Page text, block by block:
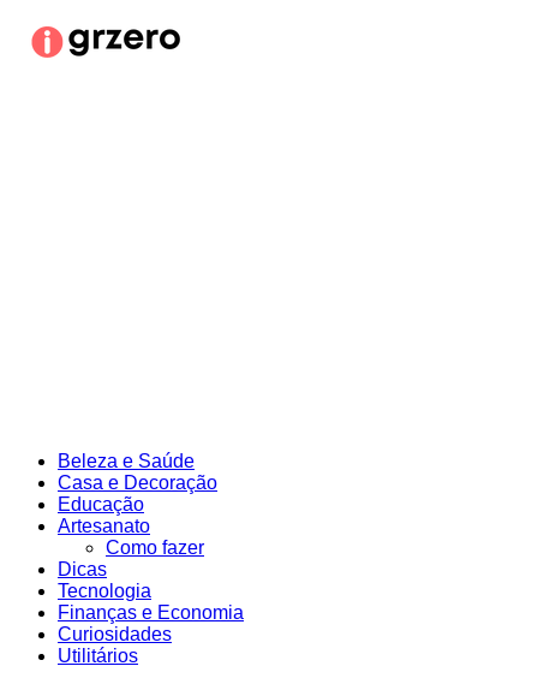
para
Beleza e Saúde
Casa e Decoração
Educação
Artesanato
Como fazer
Dicas
Tecnologia
Finanças e Economia
Curiosidades
Utilitários